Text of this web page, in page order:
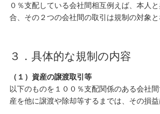
０％支配している会社間相互例えば、本人
合、 その２つの会社間の取引は規制の対象と
３．具体的な規制の内容
（１）資産の譲渡取引等
以下のものを１００％支配関係のある会社間
産を他に譲渡や除却等するまでは、その損益